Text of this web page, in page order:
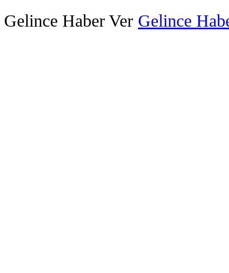
Gelince Haber Ver Gelince